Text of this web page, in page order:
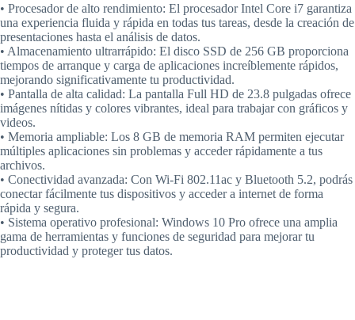
• Procesador de alto rendimiento: El procesador Intel Core i7 garantiza
una experiencia fluida y rápida en todas tus tareas, desde la creación de
presentaciones hasta el análisis de datos.
• Almacenamiento ultrarrápido: El disco SSD de 256 GB proporciona
tiempos de arranque y carga de aplicaciones increíblemente rápidos,
mejorando significativamente tu productividad.
• Pantalla de alta calidad: La pantalla Full HD de 23.8 pulgadas ofrece
imágenes nítidas y colores vibrantes, ideal para trabajar con gráficos y
videos.
• Memoria ampliable: Los 8 GB de memoria RAM permiten ejecutar
múltiples aplicaciones sin problemas y acceder rápidamente a tus
archivos.
• Conectividad avanzada: Con Wi-Fi 802.11ac y Bluetooth 5.2, podrás
conectar fácilmente tus dispositivos y acceder a internet de forma
rápida y segura.
• Sistema operativo profesional: Windows 10 Pro ofrece una amplia
gama de herramientas y funciones de seguridad para mejorar tu
productividad y proteger tus datos.